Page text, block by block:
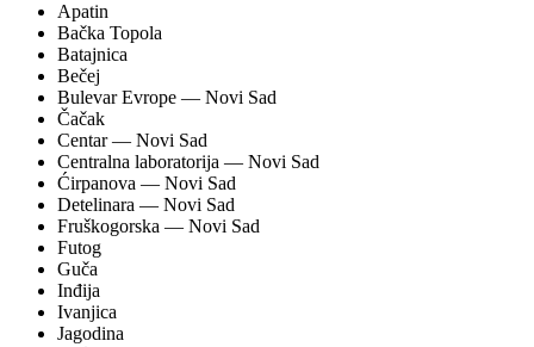
Apatin
Bačka Topola
Batajnica
Bečej
Bulevar Evrope — Novi Sad
Čačak
Centar — Novi Sad
Centralna laboratorija — Novi Sad
Ćirpanova — Novi Sad
Detelinara — Novi Sad
Fruškogorska — Novi Sad
Futog
Guča
Inđija
Ivanjica
Jagodina